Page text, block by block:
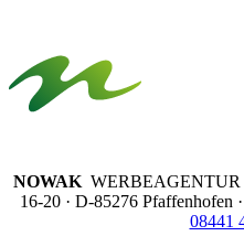
NOWAKWERBEAGENTUR
16-20 · D-85276 Pfaffenhofen ·
08441